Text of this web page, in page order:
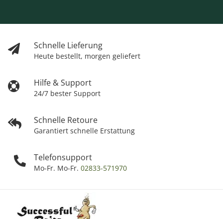
Schnelle Lieferung
Heute bestellt, morgen geliefert
Hilfe & Support
24/7 bester Support
Schnelle Retoure
Garantiert schnelle Erstattung
Telefonsupport
Mo-Fr. Mo-Fr. 02833-571970